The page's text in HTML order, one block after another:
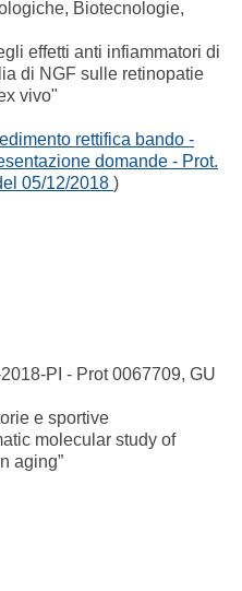
Biotecnologie,
effetti anti infiammatori di
di NGF sulle retinopatie
vivo"
rettifica bando -
domande - Prot.
05/12/2018 )
PI - Prot 0067709, GU
e sportive
molecular study of
aging”